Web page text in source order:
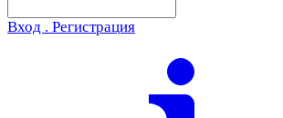
Вход . Регистрация